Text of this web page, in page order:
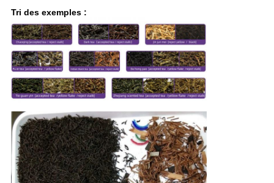
Tri des exemples :